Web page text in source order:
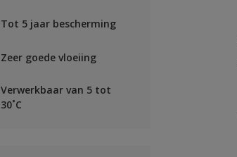
Tot 5 jaar bescherming
Zeer goede vloeiing
Verwerkbaar van 5 tot
30˚C